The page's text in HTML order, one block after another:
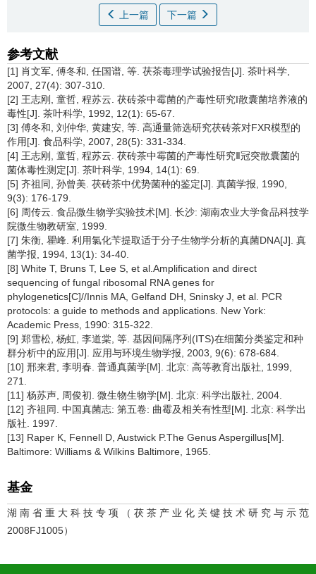
上一篇 下一篇
参考文献
[1] 肖文军, 傅冬和, 任国谱, 等. 茯茶毒理学试验报告[J]. 茶叶科学,
2007, 27(4): 307-310.
[2] 王志刚, 童哲, 程苏云. 茯砖茶中霉菌的产毒性研究I散囊菌培养液的
毒性[J]. 茶叶科学, 1992, 12(1): 65-67.
[3] 傅冬和, 刘仲华, 黄建安, 等. 高通量筛选研究茯砖茶对FXR模型的
作用[J]. 食品科学, 2007, 28(5): 331-334.
[4] 王志刚, 童哲, 程苏云. 茯砖茶中霉菌的产毒性研究Ⅱ冠突散囊菌的
菌体毒性测定[J]. 茶叶科学, 1994, 14(1): 69.
[5] 齐祖同, 孙曾美. 茯砖茶中优势菌种的鉴定[J]. 真菌学报, 1990,
9(3): 176-179.
[6] 周传云. 食品微生物学实验技术[M]. 长沙: 湖南农业大学食品科技学
院微生物教研室, 1999.
[7] 朱衡, 瞿峰. 利用氯化苄提取适于分子生物学分析的真菌DNA[J]. 真
菌学报, 1994, 13(1): 34-40.
[8] White T, Bruns T, Lee S, et al.Amplification and direct
sequencing of fungal ribosomal RNA genes for
phylogenetics[C]//Innis MA, Gelfand DH, Sninsky J, et al. PCR
protocols: a guide to methods and applications. New York:
Academic Press, 1990: 315-322.
[9] 郑雪松, 杨虹, 李道棠, 等. 基因间隔序列(ITS)在细菌分类鉴定和种
群分析中的应用[J]. 应用与环境生物学报, 2003, 9(6): 678-684.
[10] 邢来君, 李明春. 普通真菌学[M]. 北京: 高等教育出版社, 1999,
271.
[11] 杨苏声, 周俊初. 微生物生物学[M]. 北京: 科学出版社, 2004.
[12] 齐祖同. 中国真菌志: 第五卷: 曲霉及相关有性型[M]. 北京: 科学出
版社. 1997.
[13] Raper K, Fennell D, Austwick P.The Genus Aspergillus[M].
Baltimore: Williams & Wilkins Baltimore, 1965.
基金
湖南省重大科技专项（茯茶产业化关键技术研究与示范
2008FJ1005）